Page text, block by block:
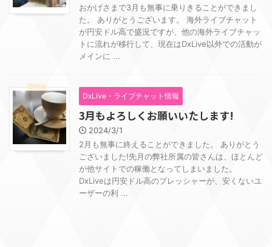
おかげさまで3月も無事に乗りきることができまし
た。 ありがとうございます。 海外ライブチャット
が円安ドル高で盛況ですが、他の海外ライブチャッ
トに流れが移行して、現在はDxLive以外での活動が
メインに ...
DxLive・ライブチャット情報
3月もよろしくお願いいたします!
2024/3/1
2月も無事に終えることができました。 ありがとう
ございました!先月の弊社所属の皆さんは、ほとんど
が他サイトでの稼働となってしまいました。
DxLiveは円安ドル高のプレッシャーが、安くないユ
ーザーの利 ...